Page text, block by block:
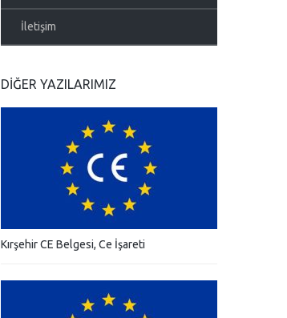
İletişim
DIĞER YAZILARIMIZ
Kırşehir CE Belgesi, Ce İşareti